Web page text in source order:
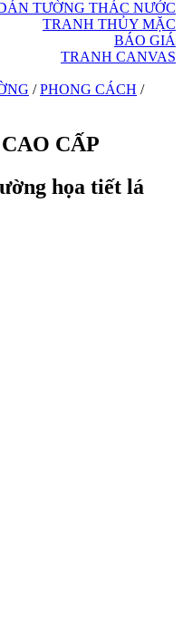
TƯỜNG THÁC NƯỚC
TRANH THỦY MẶC
BÁO GIÁ
TRANH CANVAS
/ PHONG CÁCH /
CẤP
họa tiết lá